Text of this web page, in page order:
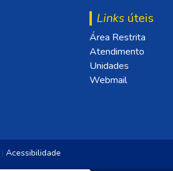
Links úteis
Área Restrita
Atendimento
Unidades
Webmail
| Acessibilidade